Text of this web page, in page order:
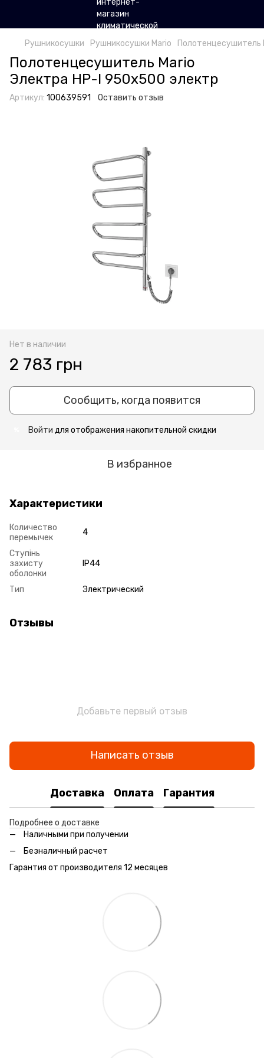
Рушникосушки Рушникосушки Mario Полотенцесушитель
Полотенцесушитель Mario
Электра HP-І 950x500 электр
Артикул: 100639591 Оставить отзыв
Нет в наличии
2 783 грн
Сообщить, когда появится
Войти для отображения накопительной скидки
В избранное
Характеристики
Количество
перемычек
4
Ступінь
захисту
оболонки
IP44
Тип Электрический
Отзывы
Добавьте первый отзыв
Написать отзыв
Доставка Оплата Гарантия
Подробнее о доставке
Наличными при получении
Безналичный расчет
Гарантия от производителя 12 месяцев